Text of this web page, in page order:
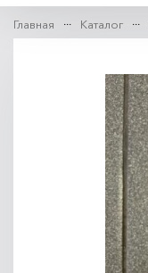
Главная Каталог